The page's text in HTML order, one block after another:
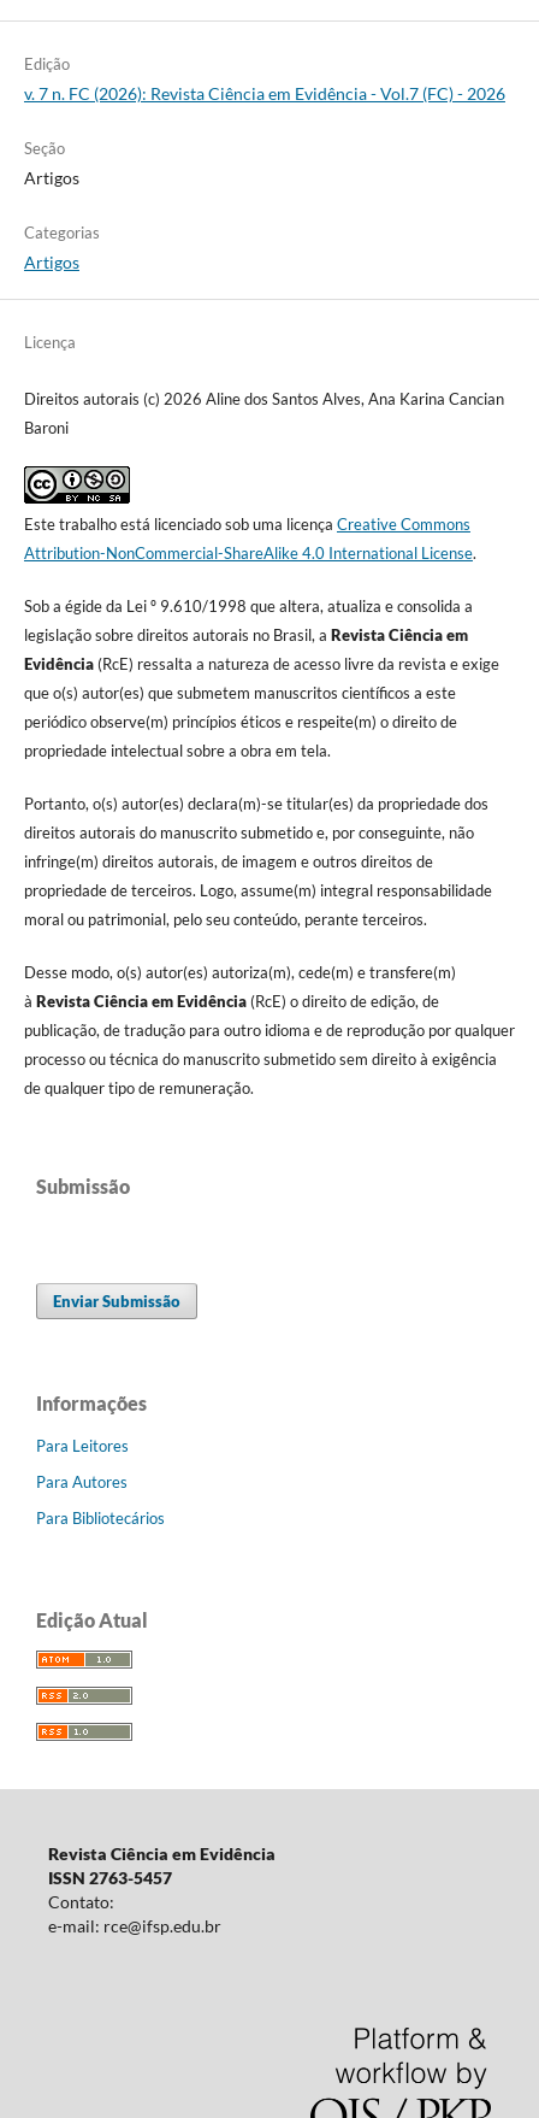
Edição
v. 7 n. FC (2026): Revista Ciência em Evidência - Vol.7 (FC) - 2026
Seção
Artigos
Categorias
Artigos
Licença
Direitos autorais (c) 2026 Aline dos Santos Alves, Ana Karina Cancian
Baroni
Este trabalho está licenciado sob uma licença Creative Commons
Attribution-NonCommercial-ShareAlike 4.0 International License.
Sob a égide da Lei º 9.610/1998 que altera, atualiza e consolida a
legislação sobre direitos autorais no Brasil, a Revista Ciência em
Evidência(RcE) ressalta a natureza de acesso livre da revista e exige
que o(s) autor(es) que submetem manuscritos científicos a este
periódico observe(m) princípios éticos e respeite(m) o direito de
propriedade intelectual sobre a obra em tela.
Portanto, o(s) autor(es) declara(m)-se titular(es) da propriedade dos
direitos autorais do manuscrito submetido e, por conseguinte, não
infringe(m) direitos autorais, de imagem e outros direitos de
propriedade de terceiros. Logo, assume(m) integral responsabilidade
moral ou patrimonial, pelo seu conteúdo, perante terceiros.
Desse modo, o(s) autor(es) autoriza(m), cede(m) e transfere(m)
à Revista Ciência em Evidência(RcE) o direito de edição, de
publicação, de tradução para outro idioma e de reprodução por qualquer
processo ou técnica do manuscrito submetido sem direito à exigência
de qualquer tipo de remuneração.
Submissão
Enviar Submissão
Informações
Para Leitores
Para Autores
Para Bibliotecários
Edição Atual
Revista Ciência em Evidência
ISSN 2763-5457
Contato:
e-mail: rce@ifsp.edu.br